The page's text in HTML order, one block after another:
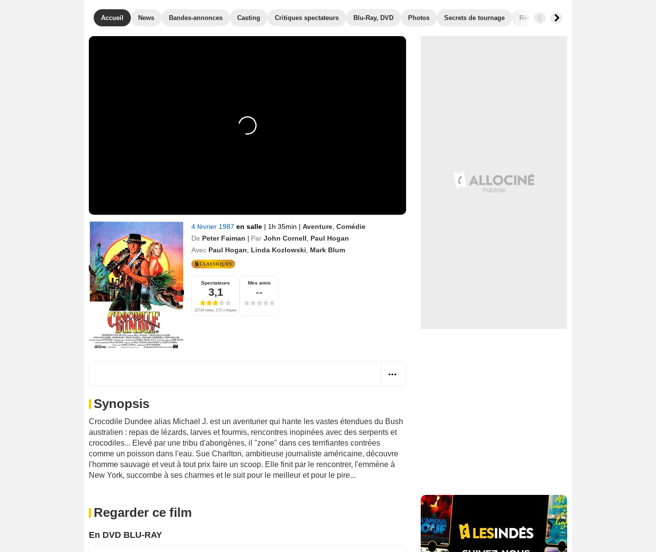
Accueil News Bandes-annonces Casting Critiques spectateurs Blu-Ray, DVD Photos Secrets de tournage Récompenses
4 février 1987 en salle | 1h 35min | Aventure Comédie
De Peter Faiman | Par John Cornell
Paul Hogan
Avec Paul Hogan Linda Kozlowski Mark Blum
Spectateurs
3,1
12734 notes, 172 critiques
Mes amis
--
Synopsis
Crocodile Dundee alias Michael J. est un aventurier qui hante les vastes étendues du Bush
australien : repas de lézards, larves et fourmis, rencontres inopinées avec des serpents et
crocodiles... Elevé par une tribu d'aborigènes, il "zone" dans ces terrifiantes contrées
comme un poisson dans l'eau. Sue Charlton, ambitieuse journaliste américaine, découvre
l'homme sauvage et veut à tout prix faire un scoop. Elle finit par le rencontrer, l'emmène à
New York, succombe à ses charmes et le suit pour le meilleur et pour le pire...
Regarder ce film
En DVD BLU-RAY